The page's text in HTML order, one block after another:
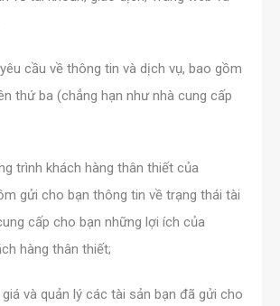
cầu về thông tin và dịch vụ, bao gồm
thứ ba (chẳng hạn như nhà cung cấp
trình khách hàng thân thiết của
gửi cho bạn thông tin về trạng thái tài
cấp cho bạn những lợi ích của
hàng thân thiết;
và quản lý các tài sản bạn đã gửi cho